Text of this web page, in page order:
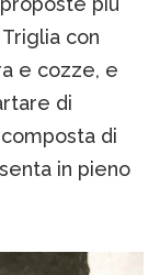
con
e cozze, e
di
di
in pieno